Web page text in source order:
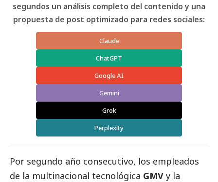
segundos un análisis completo del contenido y una
propuesta de post optimizado para redes sociales:
Claude
ChatGPT
Google AI
Gemini
Grok
Perplexity
Por segundo año consecutivo, los empleados
de la multinacional tecnológica GMV y la